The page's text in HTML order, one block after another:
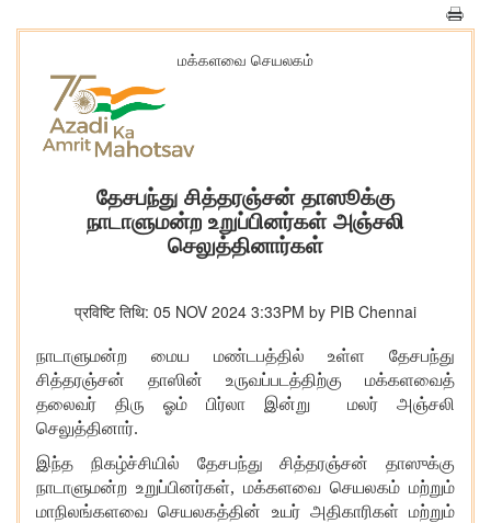
மக்களவை செயலகம்
தேசபந்து சித்தரஞ்சன் தாஸூக்கு
நாடாளுமன்ற உறுப்பினர்கள் அஞ்சலி
செலுத்தினார்கள்
प्रविष्टि तिथि: 05 NOV 2024 3:33PM by PIB Chennai
நாடாளுமன்ற மைய மண்டபத்தில் உள்ள தேசபந்து
சித்தரஞ்சன் தாஸின் உருவப்படத்திற்கு மக்களவைத்
தலைவர் திரு ஓம் பிர்லா இன்று மலர் அஞ்சலி
செலுத்தினார்.
இந்த நிகழ்ச்சியில் தேசபந்து சித்தரஞ்சன் தாஸுக்கு
நாடாளுமன்ற உறுப்பினர்கள், மக்களவை செயலகம் மற்றும்
மாநிலங்களவை செயலகத்தின் உயர் அதிகாரிகள் மற்றும்